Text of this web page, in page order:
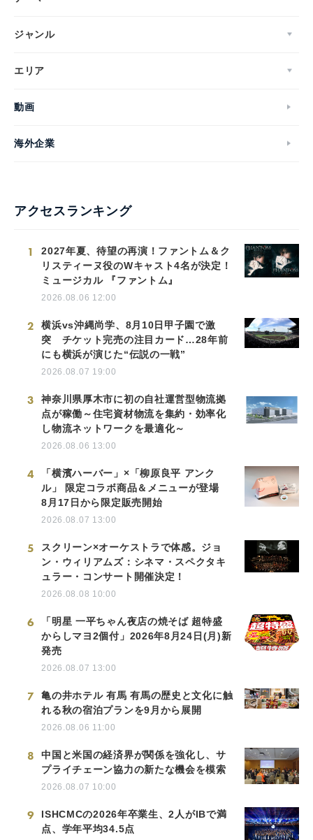
ジャンル
エリア
動画
海外企業
アクセスランキング
1
2027年夏、待望の再演！ファントム＆ク
リスティーヌ役のWキャスト4名が決定！
ミュージカル 『ファントム』
2026.08.06 12:00
2
横浜vs沖縄尚学、8月10日甲子園で激
突 チケット完売の注目カード…28年前
にも横浜が演じた“伝説の一戦”
2026.08.07 19:00
3
神奈川県厚木市に初の自社運営型物流拠
点が稼働～住宅資材物流を集約・効率化
し物流ネットワークを最適化～
2026.08.06 13:00
4
「横濱ハーバー」×「柳原良平 アンク
ル」 限定コラボ商品＆メニューが登場
8月17日から限定販売開始
2026.08.07 13:00
5
スクリーン×オーケストラで体感。ジョ
ン・ウィリアムズ：シネマ・スペクタキ
ュラー・コンサート開催決定！
2026.08.08 10:00
6
「明星 一平ちゃん夜店の焼そば 超特盛
からしマヨ2個付」2026年8月24日(月)新
発売
2026.08.07 13:00
7
亀の井ホテル 有馬 有馬の歴史と文化に触
れる秋の宿泊プランを9月から展開
2026.08.06 11:00
8
中国と米国の経済界が関係を強化し、サ
プライチェーン協力の新たな機会を模索
2026.08.07 10:00
9
ISHCMCの2026年卒業生、2人がIBで満
点、学年平均34.5点